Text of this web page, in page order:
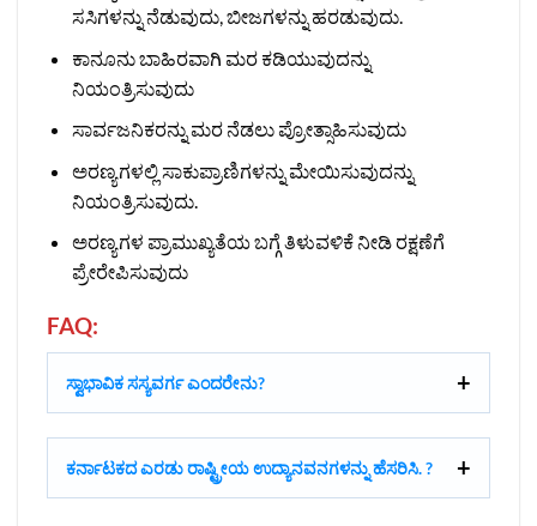
ಸಸಿಗಳನ್ನು ನೆಡುವುದು, ಬೀಜಗಳನ್ನು ಹರಡುವುದು.
ಕಾನೂನು ಬಾಹಿರವಾಗಿ ಮರ ಕಡಿಯುವುದನ್ನು
ನಿಯಂತ್ರಿಸುವುದು
ಸಾರ್ವಜನಿಕರನ್ನು ಮರ ನೆಡಲು ಪ್ರೋತ್ಸಾಹಿಸುವುದು
ಅರಣ್ಯಗಳಲ್ಲಿ ಸಾಕುಪ್ರಾಣಿಗಳನ್ನು ಮೇಯಿಸುವುದನ್ನು
ನಿಯಂತ್ರಿಸುವುದು.
ಅರಣ್ಯಗಳ ಪ್ರಾಮುಖ್ಯತೆಯ ಬಗ್ಗೆ ತಿಳುವಳಿಕೆ ನೀಡಿ ರಕ್ಷಣೆಗೆ
ಪ್ರೇರೇಪಿಸುವುದು
FAQ:
ಸ್ವಾಭಾವಿಕ ಸಸ್ಯವರ್ಗ ಎಂದರೇನು?
ಕರ್ನಾಟಕದ ಎರಡು ರಾಷ್ಟ್ರೀಯ ಉದ್ಯಾನವನಗಳನ್ನು ಹೆಸರಿಸಿ. ?